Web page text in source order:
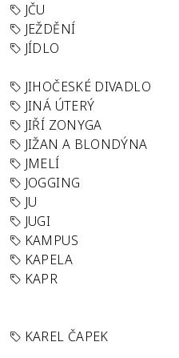
JČU
JEŽDĚNÍ
JÍDLO
JIHOČESKÉ DIVADLO
JINÁ ÚTERÝ
JIŘÍ ZONYGA
JIŽAN A BLONDÝNA
JMELÍ
JOGGING
JU
JUGI
KAMPUS
KAPELA
KAPR
KAREL ČAPEK